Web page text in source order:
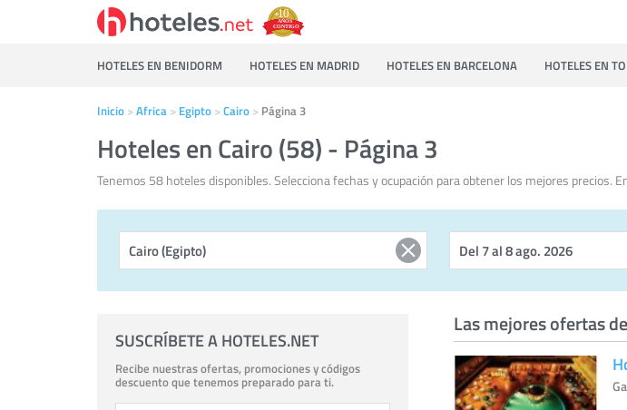
HOTELES EN BENIDORM HOTELES EN MADRID HOTELES EN BARCELONA HOTELES EN
Inicio Africa Egipto Cairo Página 3
Hoteles en Cairo (58) - Página 3
Tenemos 58 hoteles disponibles. Selecciona fechas y ocupación para obtener los mejores precios.
Las mejores ofertas
SUSCRÍBETE A HOTELES.NET
Recibe nuestras ofertas, promociones y códigos
descuento que tenemos preparado para ti.